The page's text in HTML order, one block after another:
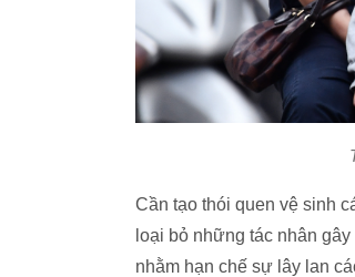
Cần tạo thói quen vệ sinh
loại bỏ những tác nhân
nhằm hạn chế sự lây lan